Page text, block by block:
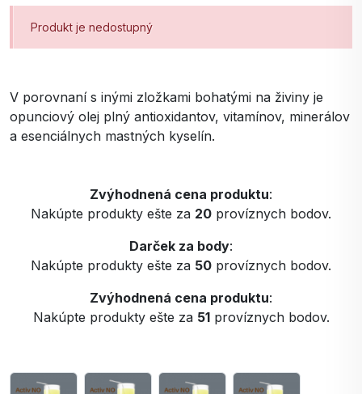
Produkt je nedostupný
V porovnaní s inými zložkami bohatými na živiny je
opunciový olej plný antioxidantov, vitamínov, minerálov
a esenciálnych mastných kyselín.
Zvýhodnená cena produktu:
Nakúpte produkty ešte za 20 províznych bodov.
Darček za body:
Nakúpte produkty ešte za 50 províznych bodov.
Zvýhodnená cena produktu:
Nakúpte produkty ešte za 51províznych bodov.